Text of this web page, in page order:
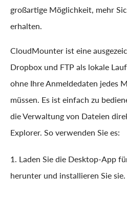
großartige Möglichkeit, mehr
erhalten.
CloudMounter ist eine
Dropbox und FTP als lokale
ohne Ihre Anmeldedaten jedes
müssen. Es ist einfach zu
die Verwaltung von Dateien
Explorer. So verwenden Sie es:
1. Laden Sie die Desktop-App
herunter und installieren Sie sie.